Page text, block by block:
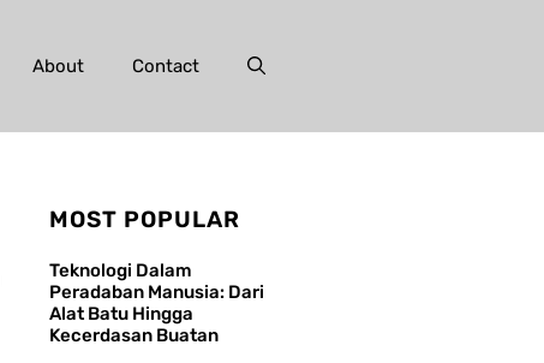
About Contact
MOST POPULAR
Teknologi Dalam
Peradaban Manusia: Dari
Alat Batu Hingga
Kecerdasan Buatan